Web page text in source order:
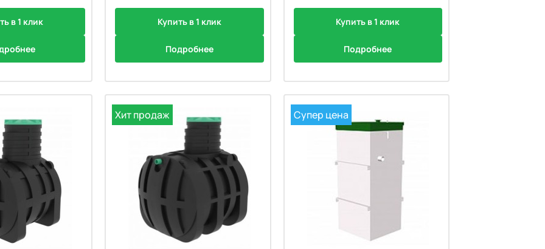
в 1 клик Купить в 1 клик
Подробнее
Купить в 1 клик
Подробнее
Хит продаж Супер цена